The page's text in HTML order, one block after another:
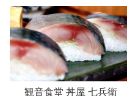
観音食堂 丼屋 七兵衛